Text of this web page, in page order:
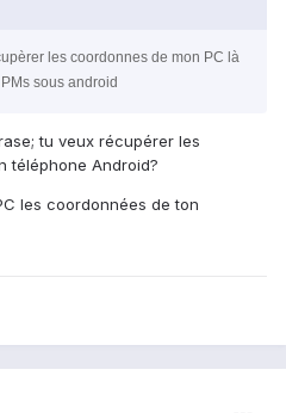
les coordonnes de mon PC là
sous android
tu veux récupérer les
téléphone Android?
les coordonnées de ton